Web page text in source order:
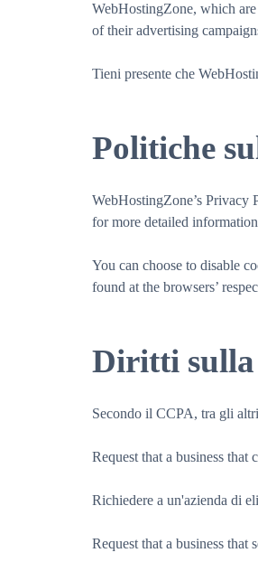
WebHostingZone, which are
of their advertising
Tieni presente che
Politiche
WebHostingZone’s Privacy
for more detailed
You can choose to disable
found at the browsers’
Diritti sulla
Secondo il CCPA, tra gli
Request that a business that
Richiedere a un'azienda di
Request that a business that